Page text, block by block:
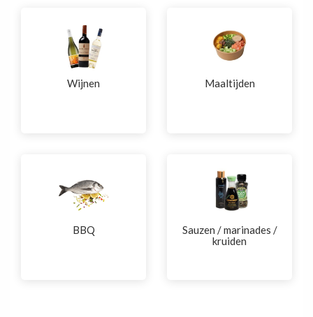
Wijnen Maaltijden
BBQ
Sauzen / marinades /
kruiden